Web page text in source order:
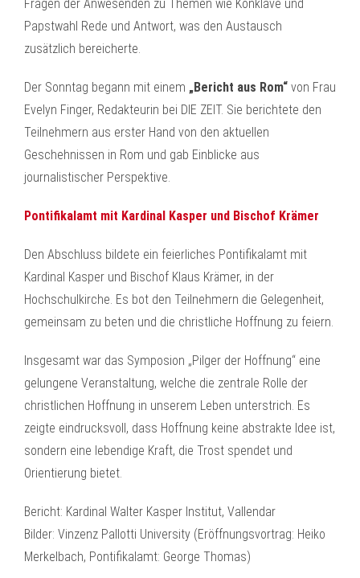
Fragen der Anwesenden zu Themen wie Konklave und
Papstwahl Rede und Antwort, was den Austausch
zusätzlich bereicherte.
Der Sonntag begann mit einem „Bericht aus Rom“ von Frau
Evelyn Finger, Redakteurin bei DIE ZEIT. Sie berichtete den
Teilnehmern aus erster Hand von den aktuellen
Geschehnissen in Rom und gab Einblicke aus
journalistischer Perspektive.
Pontifikalamt mit Kardinal Kasper und Bischof Krämer
Den Abschluss bildete ein feierliches Pontifikalamt mit
Kardinal Kasper und Bischof Klaus Krämer, in der
Hochschulkirche. Es bot den Teilnehmern die Gelegenheit,
gemeinsam zu beten und die christliche Hoffnung zu feiern.
Insgesamt war das Symposion „Pilger der Hoffnung“ eine
gelungene Veranstaltung, welche die zentrale Rolle der
christlichen Hoffnung in unserem Leben unterstrich. Es
zeigte eindrucksvoll, dass Hoffnung keine abstrakte Idee ist,
sondern eine lebendige Kraft, die Trost spendet und
Orientierung bietet.
Bericht: Kardinal Walter Kasper Institut, Vallendar
Bilder: Vinzenz Pallotti University (Eröffnungsvortrag: Heiko
Merkelbach, Pontifikalamt: George Thomas)